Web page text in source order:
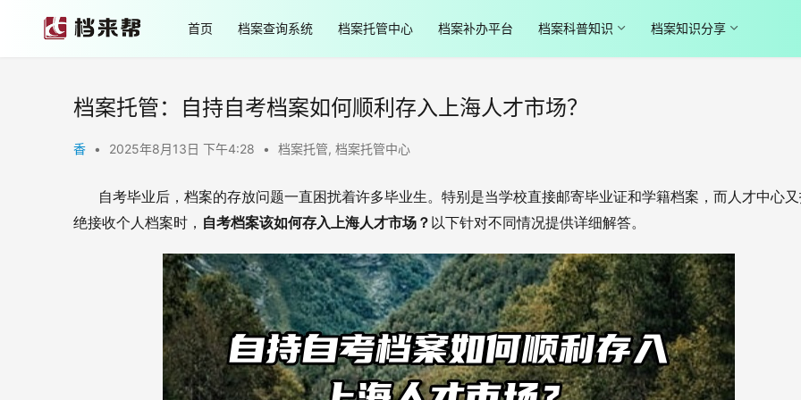
首页 档案查询系统 档案托管中心 档案补办平台 档案科普知识 档案知识分享
档案托管：自持自考档案如何顺利存入上海人才市场？
香 • 2025年8月13日 下午4:28 • 档案托管, 档案托管中心
自考毕业后，档案的存放问题一直困扰着许多毕业生。特别是当学校直接邮寄毕业证和学籍档案，而人才中心
绝接收个人档案时， 自考档案该如何存入上海人才市场？ 以下针对不同情况提供详细解答。